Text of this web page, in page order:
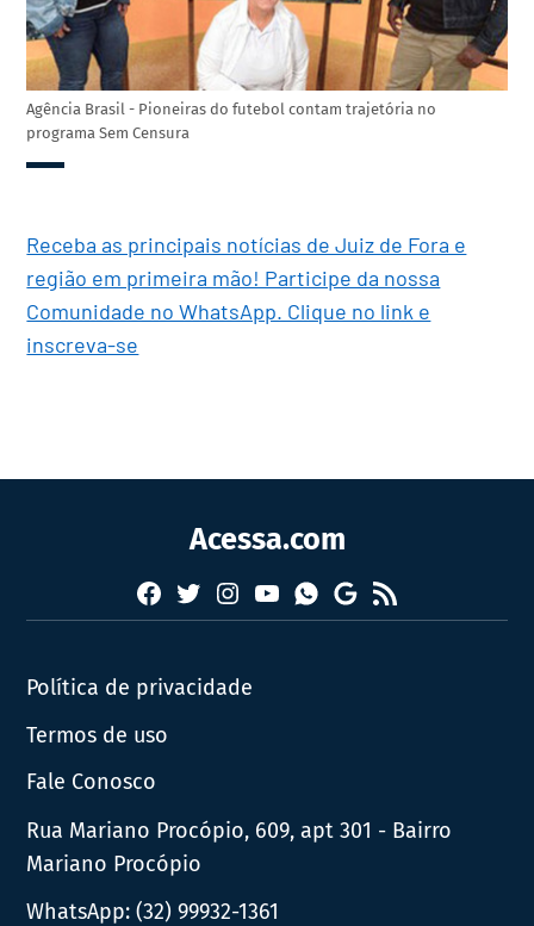
Agência Brasil - Pioneiras do futebol contam trajetória no
programa Sem Censura
Receba as principais notícias de Juiz de Fora e
região em primeira mão! Participe da nossa
Comunidade no WhatsApp. Clique no link e
inscreva-se
Acessa.com
Facebook
TwitterInstagram
YouTubeWhatsapp
Google
News
RSS
Política de privacidade
Termos de uso
Fale Conosco
Rua Mariano Procópio, 609, apt 301 - Bairro
Mariano Procópio
WhatsApp:(32) 99932-1361